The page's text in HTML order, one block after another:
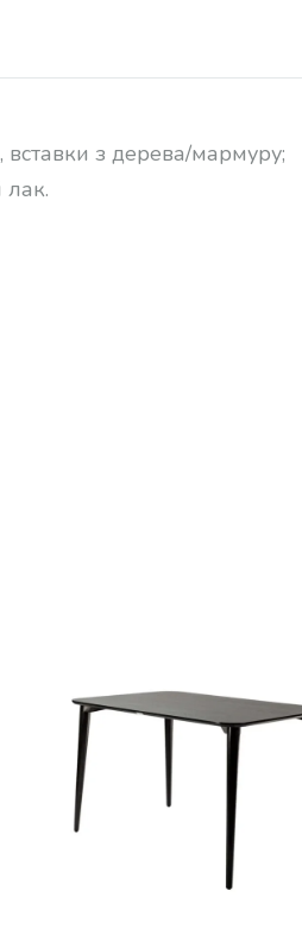
з дерева/мармуру;